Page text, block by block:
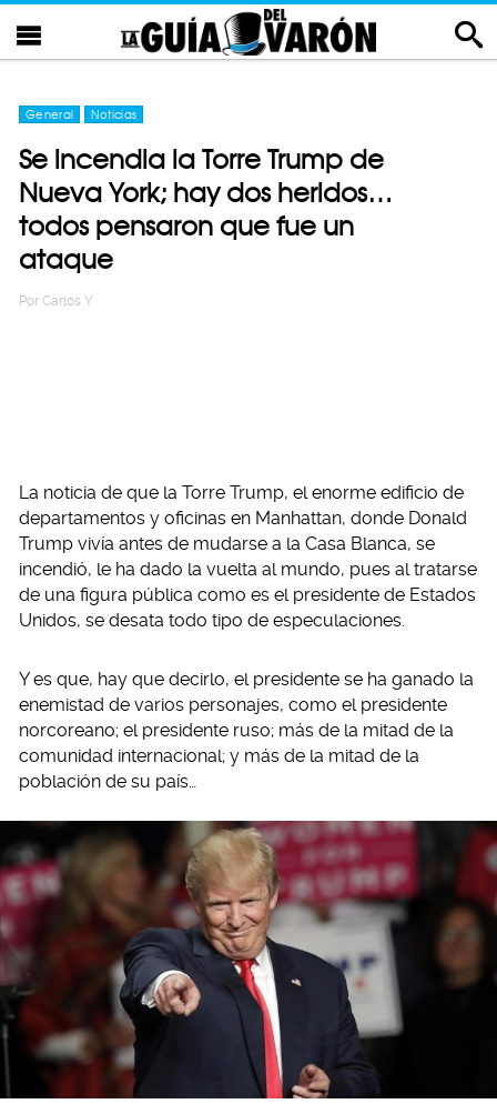
General Noticias
Se incendia la Torre Trump de
Nueva York; hay dos heridos…
todos pensaron que fue un
ataque
Por Carlos Y
La noticia de que la Torre Trump, el enorme edificio de
departamentos y oficinas en Manhattan, donde Donald
Trump vivía antes de mudarse a la Casa Blanca, se
incendió, le ha dado la vuelta al mundo, pues al tratarse
de una figura pública como es el presidente de Estados
Unidos, se desata todo tipo de especulaciones.
Y es que, hay que decirlo, el presidente se ha ganado la
enemistad de varios personajes, como el presidente
norcoreano; el presidente ruso; más de la mitad de la
comunidad internacional; y más de la mitad de la
población de su país…